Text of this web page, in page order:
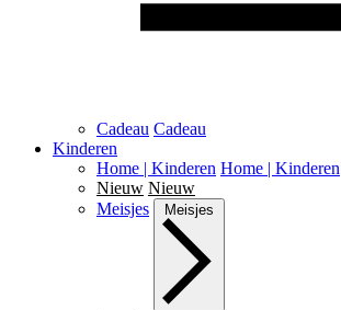
Cadeau Cadeau
Kinderen
Home | Kinderen Home | Kinderen
Nieuw Nieuw
Meisjes
Meisjes